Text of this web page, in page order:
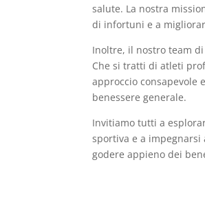
salute. La nostra
di infortuni e a
Inoltre, il nostro team
Che si tratti di atleti
approccio consapevole
benessere generale.
Invitiamo tutti a
sportiva e a
godere appieno dei